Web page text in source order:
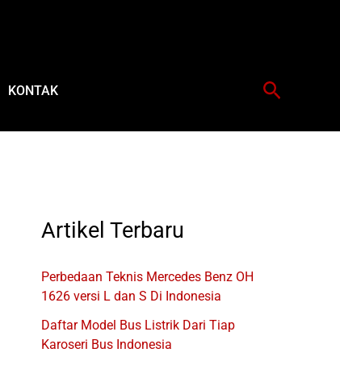
KONTAK Cari
Artikel Terbaru
Perbedaan Teknis Mercedes Benz OH
1626 versi L dan S Di Indonesia
Daftar Model Bus Listrik Dari Tiap
Karoseri Bus Indonesia